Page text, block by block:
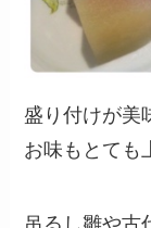
盛り付けが美
お味もとても
吊るし雛や古